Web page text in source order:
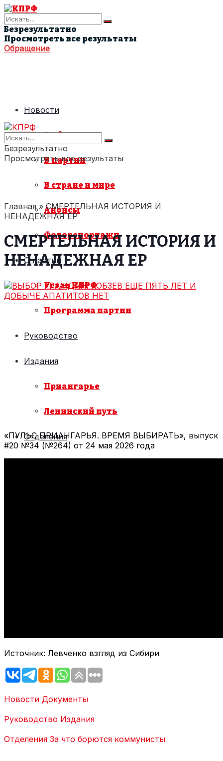
Безрезультатно
Просмотреть все результаты
Обращение
Новости
В области
В партии
В стране и мире
Анонсы
Фоторепортажи
О партии
Устав КПРФ
Программа партии
Руководство
Издания
Приангарье
Ленинский путь
Отделения
Безрезультатно
Просмотреть все результаты
Главная»СМЕРТЕЛЬНАЯ ИСТОРИЯ И
НЕНАДЕЖНАЯ ЕР
СМЕРТЕЛЬНАЯ ИСТОРИЯ И
НЕНАДЕЖНАЯ ЕР
«ПУЛЬС ПРИАНГАРЬЯ. ВРЕМЯ ВЫБИРАТЬ», выпуск
#20 №34 (№264) от 24 мая 2026 года
Источник: Левченко взгляд из Сибири
Новости Документы
Руководство Издания
Отделения За что борются коммунисты